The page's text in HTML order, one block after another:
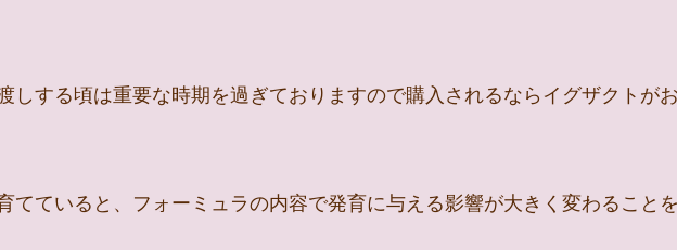
しする頃は重要な時期を過ぎておりますので購入されるならイグザクトが
てていると、フォーミュラの内容で発育に与える影響が大きく変わること